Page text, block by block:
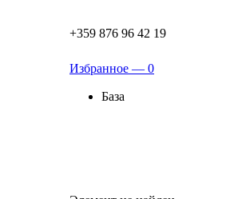
+359 876 96 42 19
Избранное — 0
База